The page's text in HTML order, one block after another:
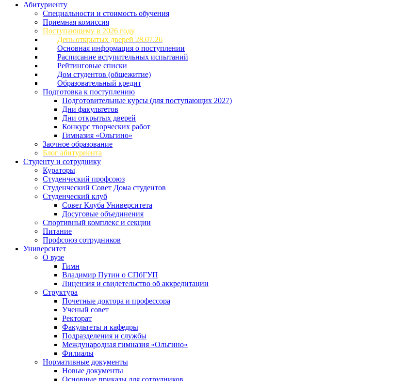
Абитуриенту
Специальности и стоимость обучения
Приемная комиссия
Поступающему в 2026 году
День открытых дверей 28.07.26
Основная информация о поступлении
Расписание вступительных испытаний
Рейтинговые списки
Дом студентов (общежитие)
Образовательный кредит
Подготовка к поступлению
Подготовительные курсы (для поступающих 2027)
Дни факультетов
Дни открытых дверей
Конкурс творческих работ
Гимназия «Ольгино»
Заочное образование
Блог абитуриента
Студенту и сотруднику
Кураторы
Студенческий профсоюз
Студенческий Совет Дома студентов
Студенческий клуб
Совет Клуба Университета
Досуговые объединения
Спортивный комплекс и секции
Питание
Профсоюз сотрудников
Университет
О вузе
Гимн
Владимир Путин о СПбГУП
Лицензия и свидетельство об аккредитации
Структура
Почетные доктора и профессора
Ученый совет
Ректорат
Факультеты и кафедры
Подразделения и службы
Международная гимназия «Ольгино»
Филиалы
Нормативные документы
Новые документы
Основные приказы для сотрудников